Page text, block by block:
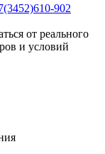
902
от реального
и условий